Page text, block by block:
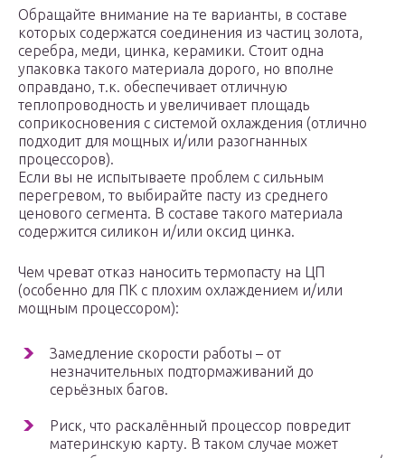
Обращайте внимание на те варианты, в составе
которых содержатся соединения из частиц золота,
серебра, меди, цинка, керамики. Стоит одна
упаковка такого материала дорого, но вполне
оправдано, т.к. обеспечивает отличную
теплопроводность и увеличивает площадь
соприкосновения с системой охлаждения (отлично
подходит для мощных и/или разогнанных
процессоров).
Если вы не испытываете проблем с сильным
перегревом, то выбирайте пасту из среднего
ценового сегмента. В составе такого материала
содержится силикон и/или оксид цинка.
Чем чреват отказ наносить термопасту на ЦП
(особенно для ПК с плохим охлаждением и/или
мощным процессором):
Замедление скорости работы – от
незначительных подтормаживаний до
серьёзных багов.
Риск, что раскалённый процессор повредит
материнскую карту. В таком случае может